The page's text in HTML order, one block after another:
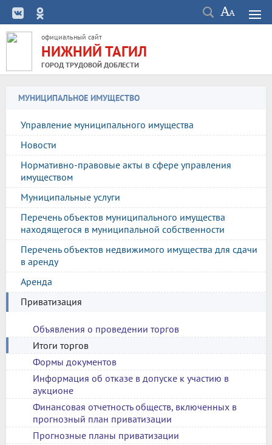
официальный сайт
НИЖНИЙ ТАГИЛ
ГОРОД ТРУДОВОЙ ДОБЛЕСТИ
МУНИЦИПАЛЬНОЕ ИМУЩЕСТВО
Управление муниципального имущества
Новости
Нормативно-правовые акты в сфере управления
имуществом
Муниципальные услуги
Перечень объектов муниципального имущества
находящегося в муниципальной собственности
Перечень объектов недвижимого имущества для сдачи
в аренду
Аренда
Приватизация
Объявления о проведении торгов
Итоги торгов
Формы документов
Информация об отказе в допуске к участию в
аукционе
Финансовая отчетность обществ, включенных в
прогнозный план приватизации
Прогнозные планы приватизации